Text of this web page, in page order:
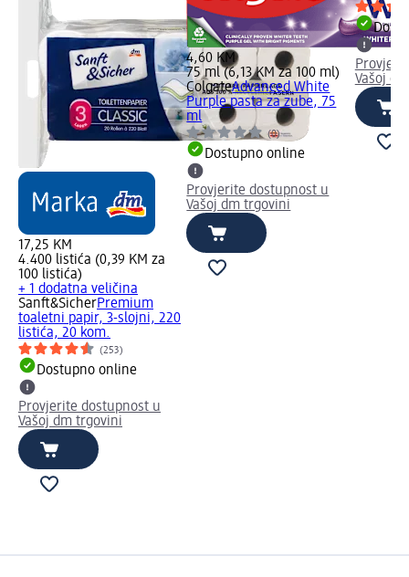
17,25 KM
4.400 listića (0,39 KM za
100 listića)
+ 1 dodatna veličina
Sanft&SicherPremium
toaletni papir, 3-slojni, 220
listića, 20 kom.
(253)
Dostupno online
Provjerite dostupnost u
Vašoj dm trgovini
4,60 KM
75 ml (6,13 KM za 100 ml)
ColgateAdvanced White
Purple pasta za zube, 75
ml
(0)
Dostupno online
Provjerite dostupnost u
Vašoj dm trgovini
Vašoj